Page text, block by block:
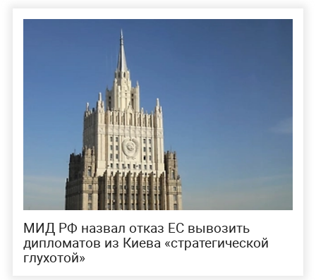
МИД РФ назвал отказ ЕС вывозить
дипломатов из Киева «стратегической
глухотой»